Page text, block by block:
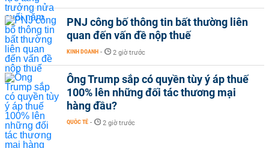
PNJ công bố thông tin bất thường liên
quan đến vấn đề nộp thuế
KINH DOANH - 2 giờ trước
Ông Trump sắp có quyền tùy ý áp thuế
100% lên những đối tác thương mại
hàng đầu?
QUỐC TẾ - 2 giờ trước